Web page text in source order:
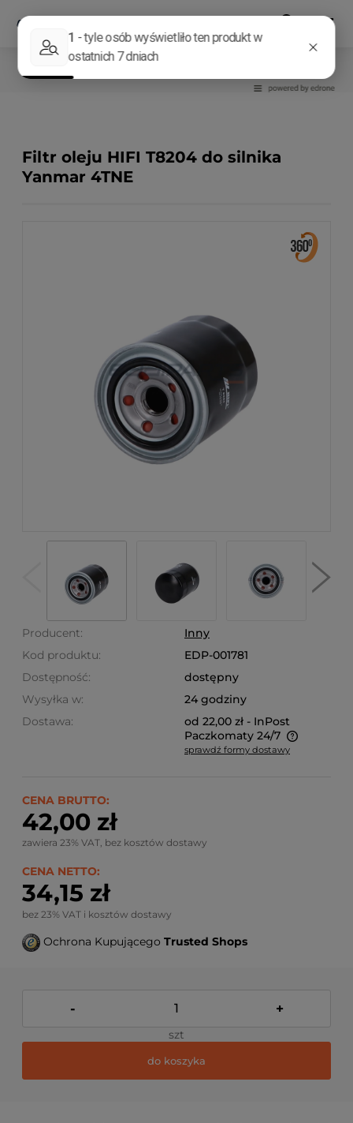
Filtr oleju HIFI T8204 do silnika
Yanmar 4TNE
Producent:
Inny
Kod produktu:
EDP-001781
Dostępność:
dostępny
Wysyłka w:
24 godziny
Dostawa:
od 22,00 zł - InPost
Paczkomaty 24/7
Ze względu na niestandardowe wymiary produktu,
sprawdź formy dostawy
CENA BRUTTO:
42,00 zł
zawiera 23% VAT, bez kosztów dostawy
CENA NETTO:
34,15 zł
bez 23% VAT i kosztów dostawy
Ochrona Kupującego Trusted Shops
- +
szt
do koszyka